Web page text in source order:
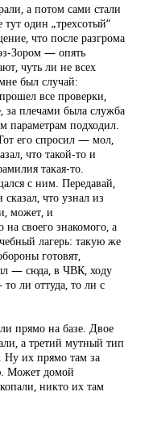
а потом сами стали
один „трехсотый“
что после разгрома
Зором — опять
чуть ли не всех
был случай:
все проверки,
за плечами была служба
подходил.
его спросил — мол,
что такой-то и
такая-то.
с ним. Передавай,
что узнал из
может, и
своего знакомого, а
лагерь: такую же
готовят,
— сюда, в ЧВК, ходу
ли оттуда, то ли с
прямо на базе. Двое
а третий мутный тип
Ну их прямо там за
Может домой
никто их там